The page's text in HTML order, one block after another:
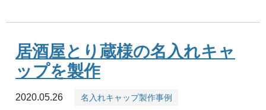
居酒屋とり蔵様の名入れキャ
ップを製作
2020.05.26 名入れキャップ製作事例